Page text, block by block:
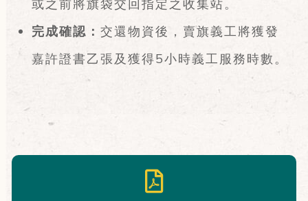
或之前將旗袋交回指定之收集站。
完成確認： 交還物資後，賣旗義工將獲發
嘉許證書乙張及獲得5小時義工服務時數。